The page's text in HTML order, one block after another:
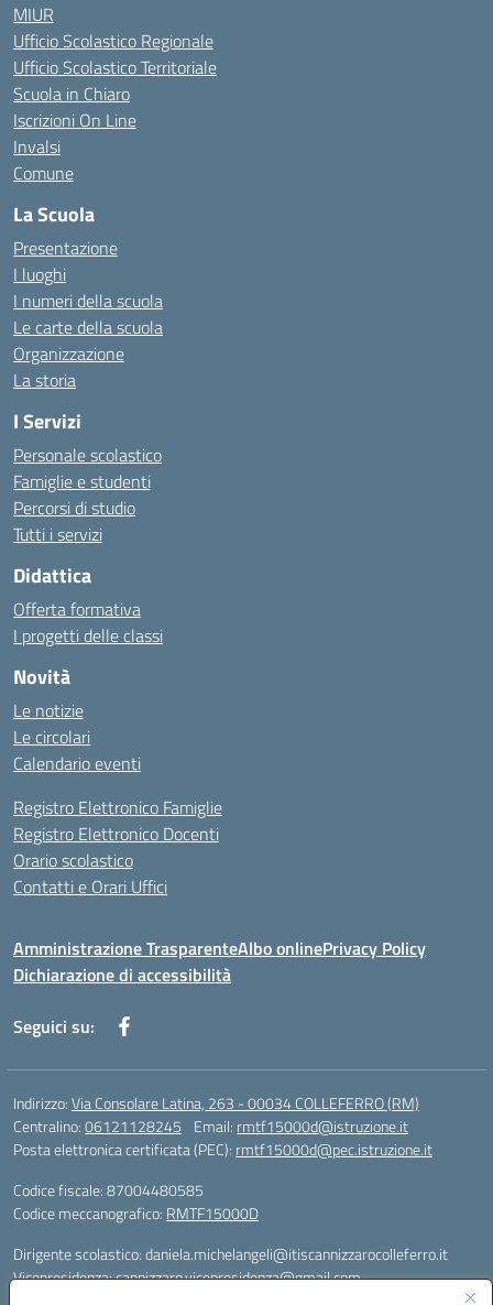
MIUR
Ufficio Scolastico Regionale
Ufficio Scolastico Territoriale
Scuola in Chiaro
Iscrizioni On Line
Invalsi
Comune
La Scuola
Presentazione
I luoghi
I numeri della scuola
Le carte della scuola
Organizzazione
La storia
I Servizi
Personale scolastico
Famiglie e studenti
Percorsi di studio
Tutti i servizi
Didattica
Offerta formativa
I progetti delle classi
Novità
Le notizie
Le circolari
Calendario eventi
Registro Elettronico Famiglie
Registro Elettronico Docenti
Orario scolastico
Contatti e Orari Uffici
Amministrazione TrasparenteAlbo onlinePrivacy Policy
Dichiarazione di accessibilità
Seguici su:
Indirizzo:Via Consolare Latina, 263 - 00034 COLLEFERRO (RM)
Centralino:06121128245 Email: rmtf15000d@istruzione.it
Posta elettronica certificata (PEC): rmtf15000d@pec.istruzione.it
Codice fiscale: 87004480585
Codice meccanografico: RMTF15000D
Dirigente scolastico: daniela.michelangeli@itiscannizzarocolleferro.it
Vicepresidenza: cannizzaro.vicepresidenza@gmail.com